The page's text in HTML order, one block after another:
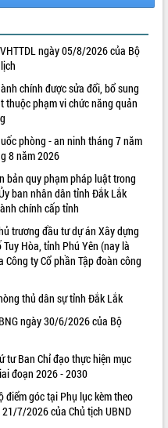
ngày 05/8/2026 của Bộ
chính được sửa đổi, bổ sung
thuộc phạm vi chức năng quản
phòng - an ninh tháng 7 năm
8 năm 2026
bản quy phạm pháp luật trong
ban nhân dân tỉnh Đắk Lắk
chính cấp tỉnh
trương đầu tư dự án Xây dựng
Hòa, tỉnh Phú Yên (nay là
ty Cổ phần Tập đoàn công
thủ dân sự tỉnh Đắk Lắk
ngày 30/6/2026 của Bộ
tư Ban Chỉ đạo thực hiện mục
đoạn 2026 - 2030
điểm góc tại Phụ lục kèm theo
7/2026 của Chủ tịch UBND